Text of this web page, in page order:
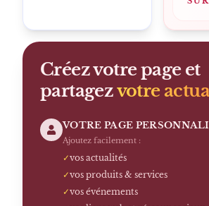
Créez votre page et
partagezvotre
VOTRE PAGE
Ajoutez facilement :
✓vos actualités
✓vos produits & services
✓vos événements